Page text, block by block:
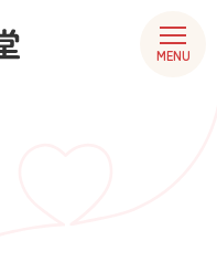
MENU